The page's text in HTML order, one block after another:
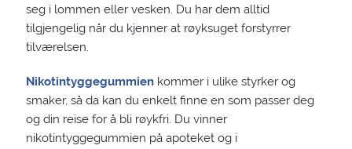
seg i lommen eller vesken. Du har dem alltid
tilgjengelig når du kjenner at røyksuget forstyrrer
tilværelsen.
Nikotintyggegummienkommer i ulike styrker og
smaker, så da kan du enkelt finne en som passer deg
og din reise for å bli røykfri. Du vinner
nikotintyggegummien på apoteket og i